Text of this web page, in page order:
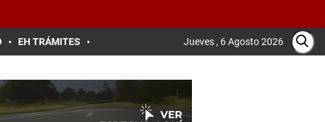
EH TRÁMITES Jueves , 6 Agosto 2026